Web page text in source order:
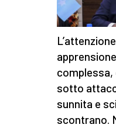
sotto
sunnita e
scontrano.